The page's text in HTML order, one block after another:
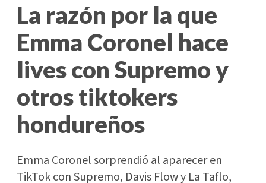
La razón por la que
Emma Coronel hace
lives con Supremo y
otros tiktokers
hondureños
Emma Coronel sorprendió al aparecer en
TikTok con Supremo, Davis Flow y La Taflo,